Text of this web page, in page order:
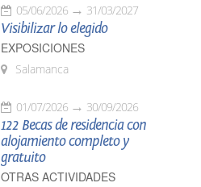
05/06/2026 31/03/2027
Visibilizar lo elegido
EXPOSICIONES
Salamanca
01/07/2026 30/09/2026
122 Becas de residencia con
alojamiento completo y
gratuito
OTRAS ACTIVIDADES